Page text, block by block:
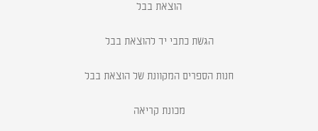
הוצאת בבל
הגשת כתבי יד להוצאת בבל
חנות הספרים המקוונת של הוצאת בבל
מכונת קריאה